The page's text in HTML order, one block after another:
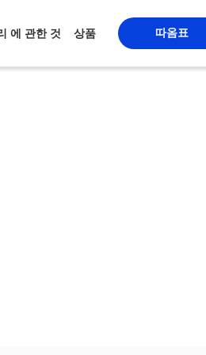
에 관한 것 상품 따옴표